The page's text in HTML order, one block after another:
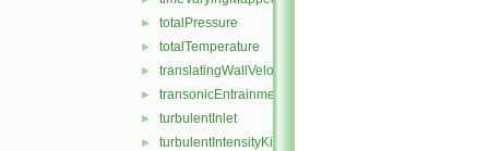
► totalPressure
► totalTemperature
► translatingWallVelocity
► transonicEntrainmentPressure
► turbulentInlet
► turbulentIntensityKineticEnergyInlet